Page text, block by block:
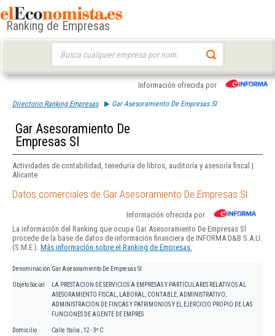
Ranking de Empresas
Información ofrecida por
Directorio Ranking Empresas Gar Asesoramiento De Empresas Sl
Gar Asesoramiento De
Empresas Sl
Actividades de contabilidad, teneduría de libros, auditoría y asesoría fiscal |
Alicante
Datos comerciales de Gar Asesoramiento De Empresas Sl
Información ofrecida por
La información del Ranking que ocupa Gar Asesoramiento De Empresas Sl
procede de la base de datos de información financiera de INFORMA D&B S.A.U.
(S.M.E.). Más información sobre el Ranking de Empresas.
Denominación Gar Asesoramiento De Empresas Sl
Objeto Social
LA PRESTACION DE SERVICIOS A EMPRESAS Y PARTICULARES RELATIVOS AL
ASESORAMIENTO FISCAL, LABORAL, CONTABLE, ADMINISTRATIVO;
ADMINISTRACION DE FINCAS Y PATRIMONIOS Y EL EJERCICIO PROPIO DE LAS
FUNCIONES DE AGENTE DE EMPRES
Domicilio
Calle Italia , 12 - 3º C